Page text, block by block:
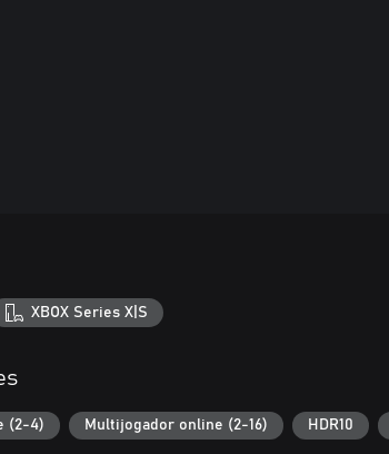
XBOX Series X|S
(2-4) Multijogador online (2-16) HDR10